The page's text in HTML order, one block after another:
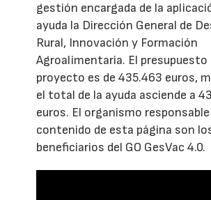
gestión encargada de la
ayuda la Dirección General de
Rural, Innovación y Formación
Agroalimentaria. El
proyecto es de 435.463 euros,
el total de la ayuda asciende a
euros. El organismo responsable
contenido de esta página son
beneficiarios del GO GesVac 4.0.